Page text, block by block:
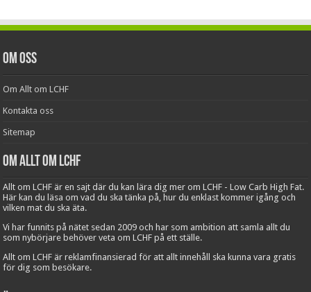
Om oss
Om Allt om LCHF
Kontakta oss
Sitemap
Om Allt om LCHF
Allt om LCHF är en sajt där du kan lära dig mer om LCHF - Low Carb High Fat.
Här kan du läsa om vad du ska tänka på, hur du enklast kommer igång och
vilken mat du ska äta.
Vi har funnits på nätet sedan 2009 och har som ambition att samla allt du
som nybörjare behöver veta om LCHF på ett ställe.
Allt om LCHF är reklamfinansierad för att allt innehåll ska kunna vara gratis
för dig som besökare.